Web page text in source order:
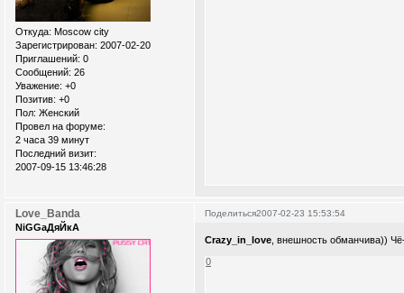
Откуда: Moscow city
Зарегистрирован: 2007-02-20
Приглашений: 0
Сообщений: 26
Уважение: +0
Позитив: +0
Пол: Женский
Провел на форуме:
2 часа 39 минут
Последний визит:
2007-09-15 13:46:28
Поделиться2007-02-23 15:53:54
Love_Banda
NiGGaДяЙкА
Crazy_in_love , внешность обманчива))
0